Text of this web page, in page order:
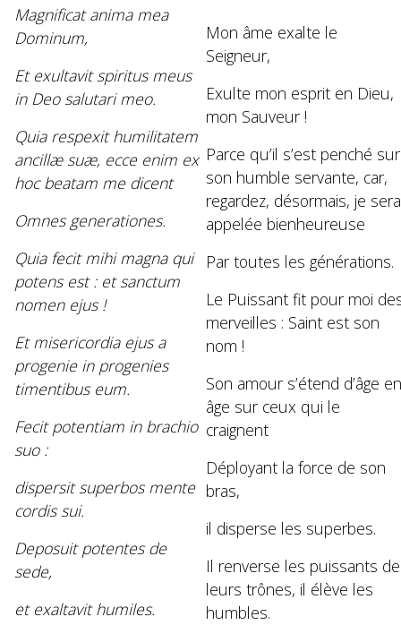
Magnificat anima mea
Dominum,
Et exultavit spiritus meus
in Deo salutari meo.
Quia respexit humilitatem
ancillæ suæ, ecce enim ex
hoc beatam me dicent
Omnes generationes.
Quia fecit mihi magna qui
potens est : et sanctum
nomen ejus !
Et misericordia ejus a
progenie in progenies
timentibus eum.
Fecit potentiam in brachio
suo :
dispersit superbos mente
cordis sui.
Deposuit potentes de
sede,
et exaltavit humiles.
Mon âme exalte le
Seigneur,
Exulte mon esprit en Dieu,
mon Sauveur !
Parce qu’il s’est penché sur
son humble servante, car,
regardez, désormais, je
appelée bienheureuse
Par toutes les générations.
Le Puissant fit pour moi
merveilles : Saint est son
nom !
Son amour s’étend d’âge en
âge sur ceux qui le
craignent
Déployant la force de son
bras,
il disperse les superbes.
Il renverse les puissants de
leurs trônes, il élève les
humbles.